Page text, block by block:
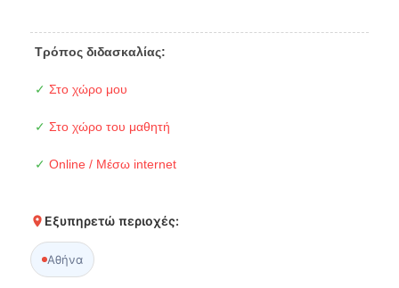
Τρόπος διδασκαλίας:
✓ Στο χώρο μου
✓ Στο χώρο του μαθητή
✓ Online / Μέσω internet
Εξυπηρετώ περιοχές:
Αθήνα